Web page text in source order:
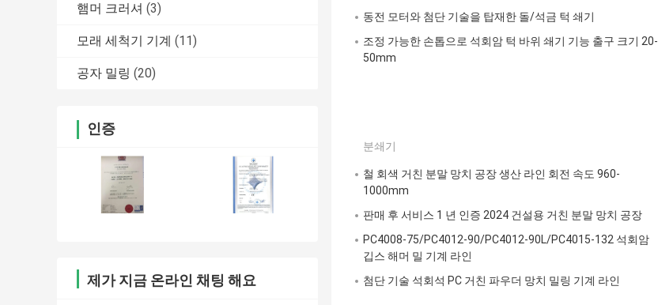
햄머 크러셔 (3)
모래 세척기 기계 (11)
공자 밀링 (20)
인증
제가 지금 온라인 채팅 해요
동전 모터와 첨단 기술을 탑재한 돌/석금 턱 쇄기
조정 가능한 손톱으로 석회암 턱 바위 쇄기 기능 출구 크기 20-
50mm
분쇄기
철 회색 거친 분말 망치 공장 생산 라인 회전 속도 960-
1000mm
판매 후 서비스 1 년 인증 2024 건설용 거친 분말 망치 공장
PC4008-75/PC4012-90/PC4012-90L/PC4015-132 석회암
깁스 해머 밀 기계 라인
첨단 기술 석회석 PC 거친 파우더 망치 밀링 기계 라인